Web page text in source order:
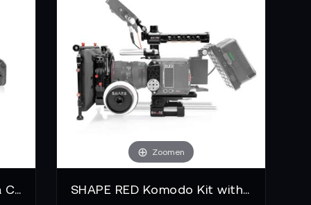
die Kamera wie ein stabiler
bei mobilen Produktionen oder engen
und Anforderungen. Vom reinen Cage bis
darauf ausgelegt, Zeit zu sparen und
wächst mit deinen Ansprüchen.
SHAPE Blackmagic Cinema Camera 6K/6K PRO/6K G2 Shoulder Mount Kit
Zoomen
SHAPE RED Komodo Kit with Matte Box and Follow Focus